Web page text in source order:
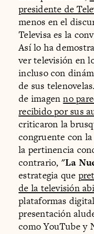
presidente de
menos en el
Televisa es la
Así lo ha
ver televisión en
incluso con
de sus
de imagenno
recibido por sus
criticaron la
congruente con
la pertinencia
contrario, "La
estrategia que
de la televisión
plataformas
presentación
como YouTube y